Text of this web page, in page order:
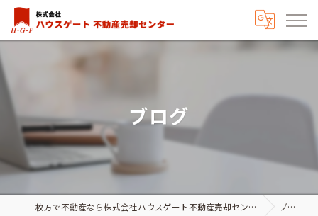
ブログ
枚方で不動産なら株式会社ハウスゲート不動産売却センター ブログ